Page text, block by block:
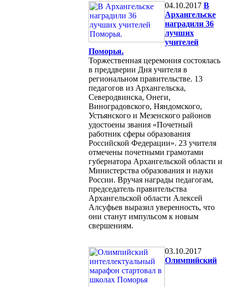
04.10.2017 В
Архангельске
наградили 36
лучших
учителей
Поморья.
Торжественная церемония состоялась
в преддверии Дня учителя в
региональном правительстве. 13
педагогов из Архангельска,
Северодвинска, Онеги,
Виноградовского, Няндомского,
Устьянского и Мезенского районов
удостоены звания «Почетный
работник сферы образования
Российской Федерации». 23 учителя
отмечены почетными грамотами
губернатора Архангельской области и
Министерства образования и науки
России. Вручая награды педагогам,
председатель правительства
Архангельской области Алексей
Алсуфьев выразил уверенность, что
они станут импульсом к новым
свершениям.
03.10.2017
Олимпийский